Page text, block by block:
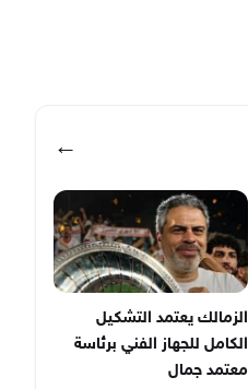
←
الزمالك يعتمد التشكيل
الكامل للجهاز الفني برئاسة
معتمد جمال